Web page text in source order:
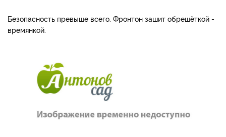
Безопасность превыше всего. Фронтон зашит обрешёткой -
времянкой.